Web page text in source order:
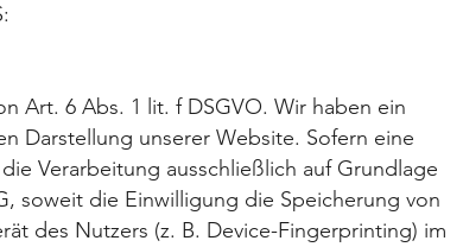
Art. 6 Abs. 1 lit. f DSGVO. Wir haben ein
Darstellung unserer Website. Sofern eine
Verarbeitung ausschließlich auf Grundlage
soweit die Einwilligung die Speicherung von
des Nutzers (z. B. Device-Fingerprinting) im